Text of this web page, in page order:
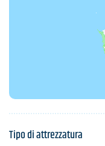
Tipo di attrezzatura